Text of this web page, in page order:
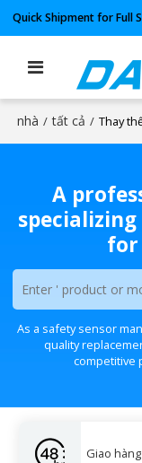
Quick Shipment for Full
nhà / tất cả / Thay
A
for
As a safety sensor
quality
competitive
Giao